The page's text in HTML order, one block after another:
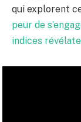
qui explorent
peur de
indices